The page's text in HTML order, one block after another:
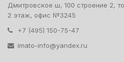
Дмитровское ш, 100 строение 2,
2 этаж, офис №3245
+7 (495) 150-75-47
imato-info@yandex.ru